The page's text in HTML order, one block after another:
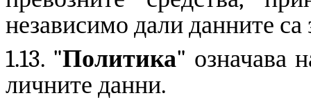
независимо дали данните
1.13. "Политика" означава
личните данни.